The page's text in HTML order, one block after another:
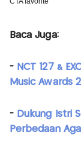
Baca Juga:
- NCT 127 &
Music Awards
- Dukung Istri
Perbedaan